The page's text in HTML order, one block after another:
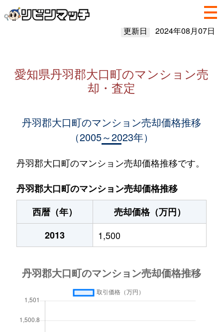
更新日 2024年08月07日
愛知県丹羽郡大口町のマンション売
却・査定
丹羽郡大口町のマンション売却価格推移
（2005～2023年）
丹羽郡大口町のマンション売却価格推移です。
丹羽郡大口町のマンション売却価格推移
西暦（年）
売却価格（万円）
2013
1,500